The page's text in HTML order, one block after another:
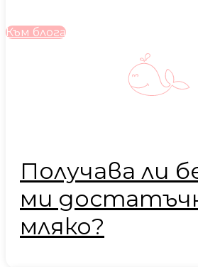
Към блога
Получава ли
ми
мляко?